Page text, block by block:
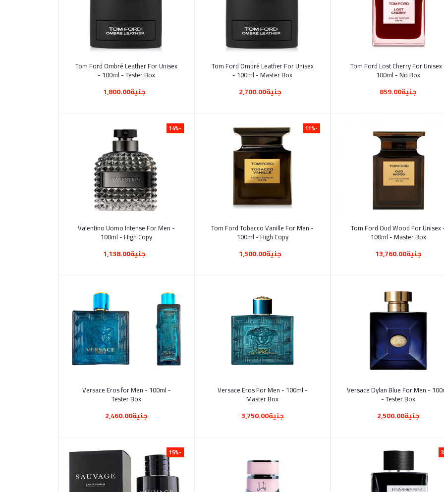
أضف إلى السلة
Tom Ford Lost Cherry For Unisex -
100ml - No Box
جنية859.00
أضف إلى السلة
Tom Ford Ombré Leather For Unisex
- 100ml - Master Box
جنية2,700.00
أضف إلى السلة
Tom Ford Ombré Leather For Unisex
- 100ml - Tester Box
جنية1,800.00
أضف إلى السلة
Tom Ford Oud Wood For Unisex
100ml - Master Box
جنية13,760.00
-11%
أضف إلى السلة
Tom Ford Tobacco Vanille For Men -
100ml - High Copy
جنية1,500.00
-14%
أضف إلى السلة
Valentino Uomo Intense For Men -
100ml - High Copy
جنية1,138.00
أضف إلى السلة
Versace Dylan Blue For Men -
- Tester Box
جنية2,500.00
أضف إلى السلة
Versace Eros For Men - 100ml -
Master Box
جنية3,750.00
أضف إلى السلة
Versace Eros for Men - 100ml -
Tester Box
جنية2,460.00
-15%